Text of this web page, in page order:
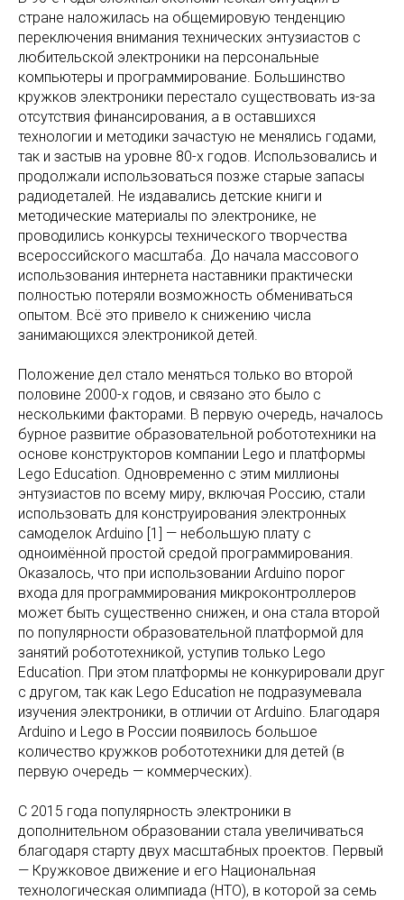
стране наложилась на общемировую тенденцию
переключения внимания технических энтузиастов с
любительской электроники на персональные
компьютеры и программирование. Большинство
кружков электроники перестало существовать из-за
отсутствия финансирования, а в оставшихся
технологии и методики зачастую не менялись годами,
так и застыв на уровне 80-х годов. Использовались и
продолжали использоваться позже старые запасы
радиодеталей. Не издавались детские книги и
методические материалы по электронике, не
проводились конкурсы технического творчества
всероссийского масштаба. До начала массового
использования интернета наставники практически
полностью потеряли возможность обмениваться
опытом. Всё это привело к снижению числа
занимающихся электроникой детей.
Положение дел стало меняться только во второй
половине 2000-х годов, и связано это было с
несколькими факторами. В первую очередь, началось
бурное развитие образовательной робототехники на
основе конструкторов компании Lego и платформы
Lego Education. Одновременно с этим миллионы
энтузиастов по всему миру, включая Россию, стали
использовать для конструирования электронных
самоделок Arduino [1] — небольшую плату с
одноимённой простой средой программирования.
Оказалось, что при использовании Arduino порог
входа для программирования микроконтроллеров
может быть существенно снижен, и она стала второй
по популярности образовательной платформой для
занятий робототехникой, уступив только Lego
Education. При этом платформы не конкурировали друг
с другом, так как Lego Education не подразумевала
изучения электроники, в отличии от Arduino. Благодаря
Arduino и Lego в России появилось большое
количество кружков робототехники для детей (в
первую очередь — коммерческих).
С 2015 года популярность электроники в
дополнительном образовании стала увеличиваться
благодаря старту двух масштабных проектов. Первый
— Кружковое движение и его Национальная
технологическая олимпиада (НТО), в которой за семь